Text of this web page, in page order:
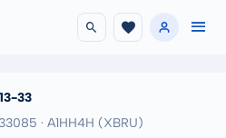
33
· A1HH4H (XBRU)